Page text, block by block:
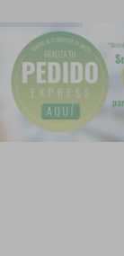
Pedidos express
Blog
Contacto
Boletín